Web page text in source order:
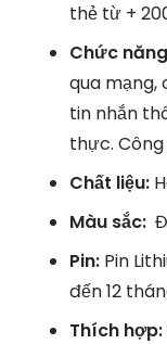
thẻ từ +
Chức
qua mạng,
tin nhắn
thực.
Chất liệu:
Màu sắc:
Pin: Pin
đến 12
Thích hợp: